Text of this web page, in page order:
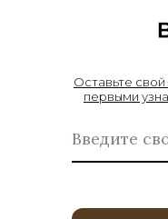
Оставьте
первыми